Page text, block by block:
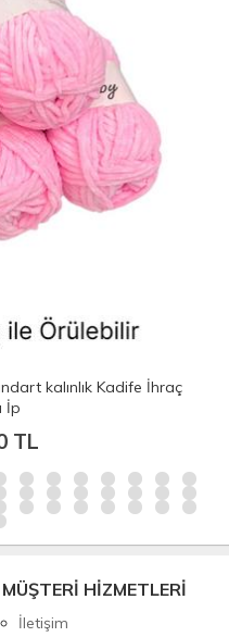
kalınlık Kadife İhraç
MÜŞTERİ HİZMETLERİ
İletişim